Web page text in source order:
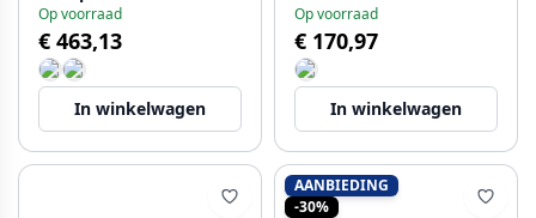
1208920977
Op voorraad
€ 463,13
In winkelwagen
Op voorraad
€ 170,97
In winkelwagen
AANBIEDING
-30%